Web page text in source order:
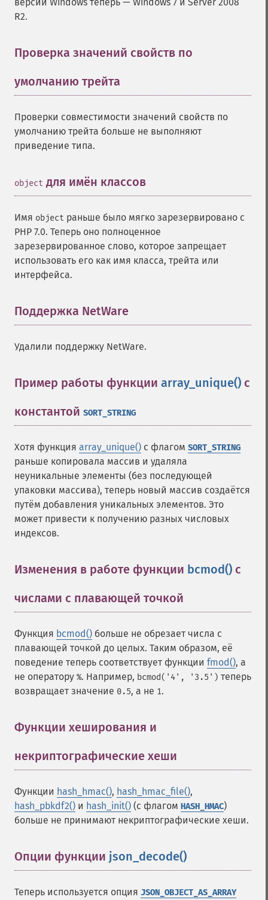
R2.
Проверка значений свойств по
умолчанию трейта
Проверки совместимости значений свойств по
умолчанию трейта больше не выполняют
приведение типа.
object для имён классов
Имя object раньше было мягко зарезервировано с
PHP 7.0. Теперь оно полноценное
зарезервированное слово, которое запрещает
использовать его как имя класса, трейта или
интерфейса.
Поддержка NetWare
Удалили поддержку NetWare.
Пример работы функции array_unique() с
константой SORT_STRING
Хотя функция array_unique() с флагом SORT_STRING
раньше копировала массив и удаляла
неуникальные элементы (без последующей
упаковки массива), теперь новый массив создаётся
путём добавления уникальных элементов. Это
может привести к получению разных числовых
индексов.
Изменения в работе функции bcmod() с
числами с плавающей точкой
Функция bcmod() больше не обрезает числа с
плавающей точкой до целых. Таким образом, её
поведение теперь соответствует функции fmod(), а
не оператору %. Например, bcmod('4', '3.5') теперь
возвращает значение 0.5, а не 1.
Функции хеширования и
некриптографические хеши
Функции hash_hmac(), hash_hmac_file(),
hash_pbkdf2() и hash_init() (с флагом HASH_HMAC)
больше не принимают некриптографические хеши.
Опции функции json_decode()
Теперь используется опция JSON_OBJECT_AS_ARRAY